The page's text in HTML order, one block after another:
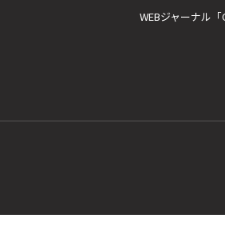
WEBジャーナル「